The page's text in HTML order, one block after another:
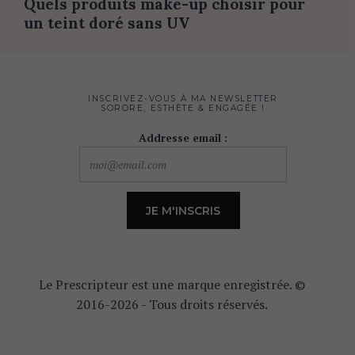
Quels produits make-up choisir pour
un teint doré sans UV
INSCRIVEZ-VOUS À MA NEWSLETTER
SORORE, ESTHÈTE & ENGAGÉE !
Addresse email :
Le Prescripteur est une marque enregistrée. ©
2016-2026 - Tous droits réservés.